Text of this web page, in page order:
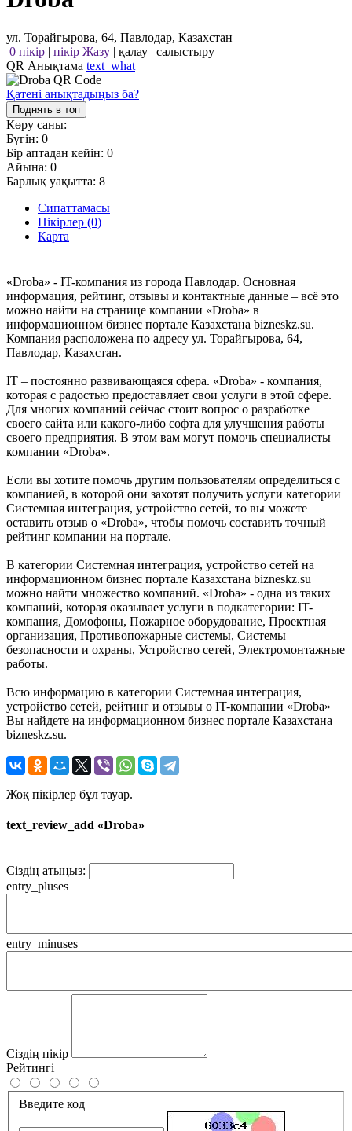
ул. Торайгырова, 64, Павлодар, Казахстан
0 пікір | пікір Жазу | қалау | салыстыру
QR Анықтама text_what
Қатені анықтадыңыз ба?
Поднять в топ
Көру саны:
Бүгін: 0
Бір аптадан кейін: 0
Айына: 0
Барлық уақытта: 8
Сипаттамасы
Пікірлер (0)
Карта
«Droba» - IT-компания из города Павлодар. Основная
информация, рейтинг, отзывы и контактные данные – всё это
можно найти на странице компании «Droba» в
информационном бизнес портале Казахстана bizneskz.su.
Компания расположена по адресу ул. Торайгырова, 64,
Павлодар, Казахстан.
IT – постоянно развивающаяся сфера. «Droba» - компания,
которая с радостью предоставляет свои услуги в этой сфере.
Для многих компаний сейчас стоит вопрос о разработке
своего сайта или какого-либо софта для улучшения работы
своего предприятия. В этом вам могут помочь специалисты
компании «Droba».
Если вы хотите помочь другим пользователям определиться с
компанией, в которой они захотят получить услуги категории
Системная интеграция, устройство сетей, то вы можете
оставить отзыв о «Droba», чтобы помочь составить точный
рейтинг компании на портале.
В категории Системная интеграция, устройство сетей на
информационном бизнес портале Казахстана bizneskz.su
можно найти множество компаний. «Droba» - одна из таких
компаний, которая оказывает услуги в подкатегории: IT-
компания, Домофоны, Пожарное оборудование, Проектная
организация, Противопожарные системы, Системы
безопасности и охраны, Устройство сетей, Электромонтажные
работы.
Всю информацию в категории Системная интеграция,
устройство сетей, рейтинг и отзывы о IT-компании «Droba»
Вы найдете на информационном бизнес портале Казахстана
bizneskz.su.
Жоқ пікірлер бұл тауар.
text_review_add «Droba»
Сіздің атыңыз:
entry_pluses
entry_minuses
Сіздің пікір
Рейтингі
Введите код